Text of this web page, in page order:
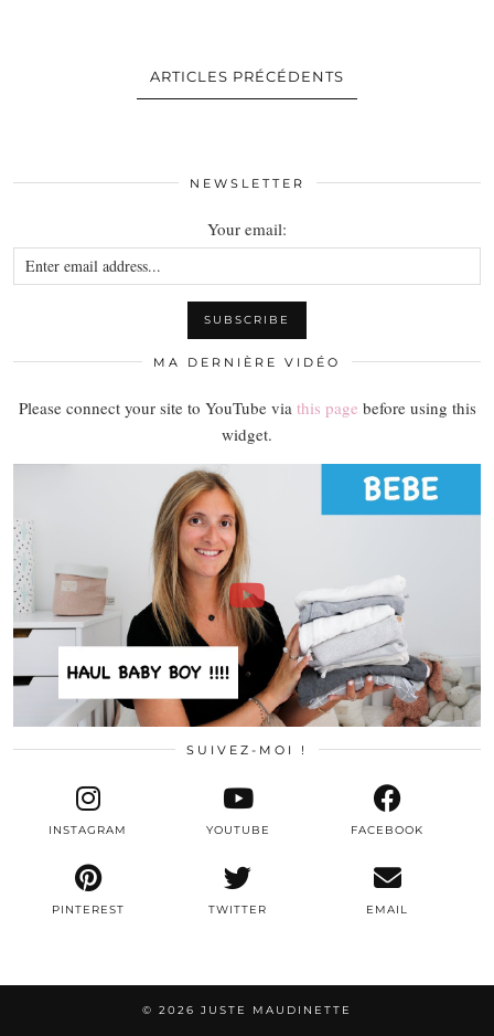
ARTICLES PRÉCÉDENTS
NEWSLETTER
Your email:
MA DERNIÈRE VIDÉO
Please connect your site to YouTube via this page before using this
widget.
SUIVEZ-MOI !
TWITTER
INSTAGRAM FACEBOOK
PINTEREST
YOUTUBE
EMAIL
© 2026 JUSTE MAUDINETTE